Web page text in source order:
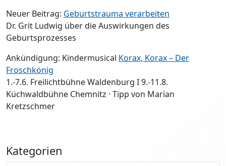
Neuer Beitrag: Geburtstrauma verarbeiten
Dr. Grit Ludwig über die Auswirkungen des
Geburtsprozesses
Ankündigung: Kindermusical Korax, Korax – Der
Froschkönig
1.-7.6. Freilichtbühne Waldenburg I 9.-11.8.
Küchwaldbühne Chemnitz · Tipp von Marian
Kretzschmer
Kategorien